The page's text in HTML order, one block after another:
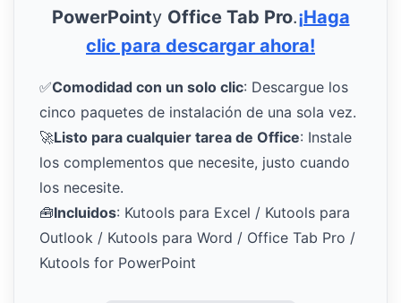
PowerPointy Office Tab Pro.¡Haga
clic para descargar ahora!
✅Comodidad con un solo clic: Descargue los
cinco paquetes de instalación de una sola vez.
🚀Listo para cualquier tarea de Office: Instale
los complementos que necesite, justo cuando
los necesite.
🧰Incluidos: Kutools para Excel / Kutools para
Outlook / Kutools para Word / Office Tab Pro /
Kutools for PowerPoint